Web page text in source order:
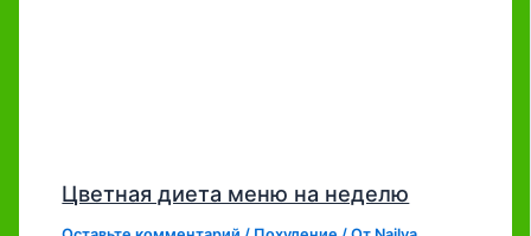
Цветная диета меню на неделю